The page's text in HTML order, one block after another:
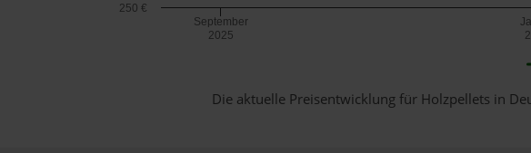
September
2025
250 €
Die aktuelle Preisentwicklung für Holzpellets in